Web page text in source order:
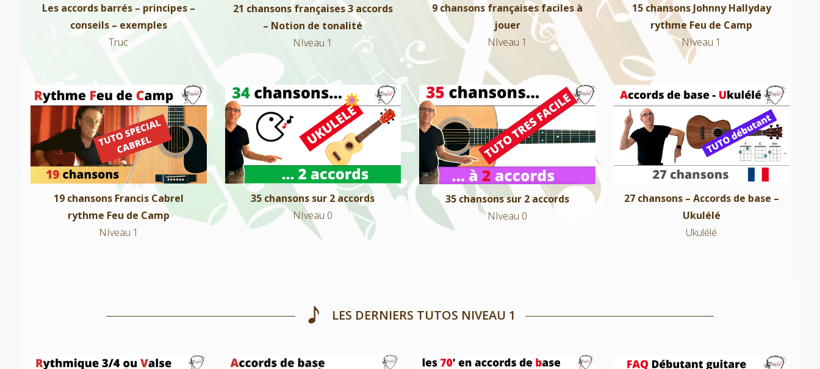
Les accords barrés – principes –
conseils – exemples
Truc
21 chansons françaises 3 accords
– Notion de tonalité
NIveau 1
9 chansons françaises faciles à
jouer
NIveau 1
15 chansons Johnny Hallyday
rythme Feu de Camp
NIveau 1
19 chansons Francis Cabrel rythme
Feu de Camp
NIveau 1
19 chansons Francis Cabrel
rythme Feu de Camp
NIveau 1
35 chansons sur 2 accords
NIveau 0
35 chansons sur 2 accords
NIveau 0
35 chansons sur 2 accords
NIveau 0
35 chansons sur 2 accords
NIveau 0
27 chansons – Accords de base –
Ukulélé
Ukulélé
27 chansons – Accords de base –
Ukulélé
Ukulélé
LES DERNIERS TUTOS NIVEAU 1